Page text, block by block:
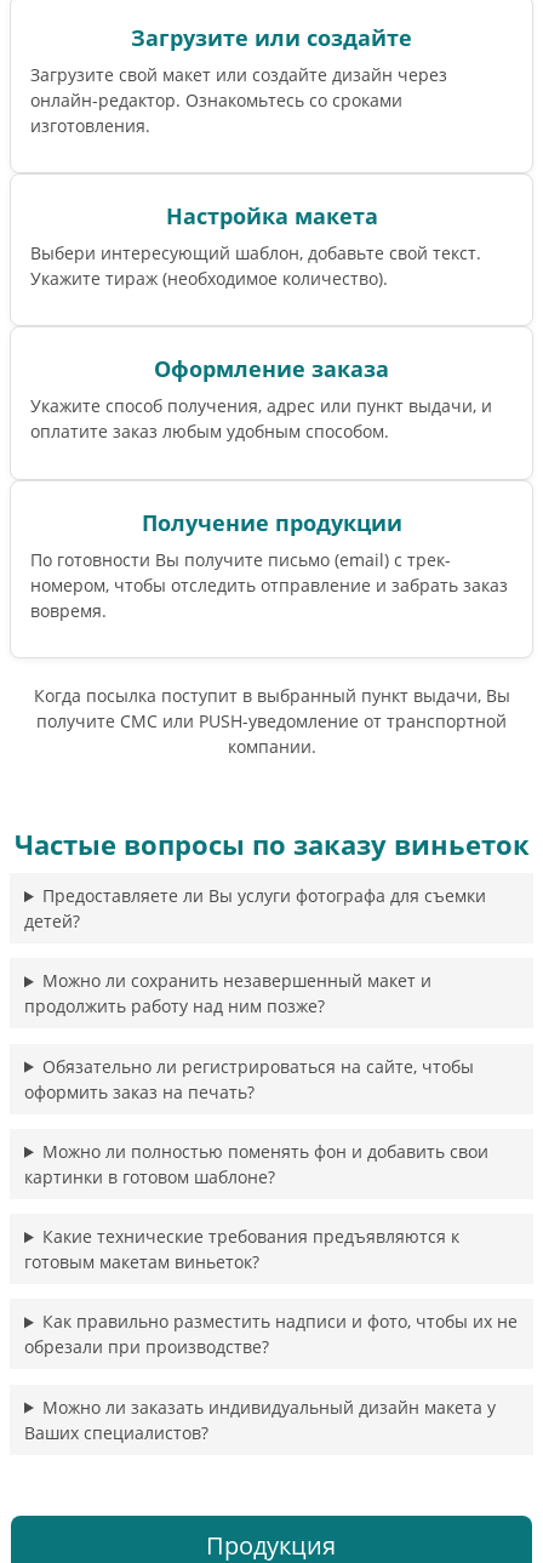
Загрузите или создайте
Загрузите свой макет или создайте дизайн через
онлайн-редактор. Ознакомьтесь со сроками
изготовления.
Настройка макета
Выбери интересующий шаблон, добавьте свой текст.
Укажите тираж (необходимое количество).
Оформление заказа
Укажите способ получения, адрес или пункт выдачи, и
оплатите заказ любым удобным способом.
Получение продукции
По готовности Вы получите письмо (email) c трек-
номером, чтобы отследить отправление и забрать заказ
вовремя.
Когда посылка поступит в выбранный пункт выдачи, Вы
получите СМС или PUSH-уведомление от транспортной
компании.
Частые вопросы по заказу виньеток
Предоставляете ли Вы услуги фотографа для съемки
детей?
Можно ли сохранить незавершенный макет и
продолжить работу над ним позже?
Обязательно ли регистрироваться на сайте, чтобы
оформить заказ на печать?
Можно ли полностью поменять фон и добавить свои
картинки в готовом шаблоне?
Какие технические требования предъявляются к
готовым макетам виньеток?
Как правильно разместить надписи и фото, чтобы их не
обрезали при производстве?
Можно ли заказать индивидуальный дизайн макета у
Ваших специалистов?
Продукция